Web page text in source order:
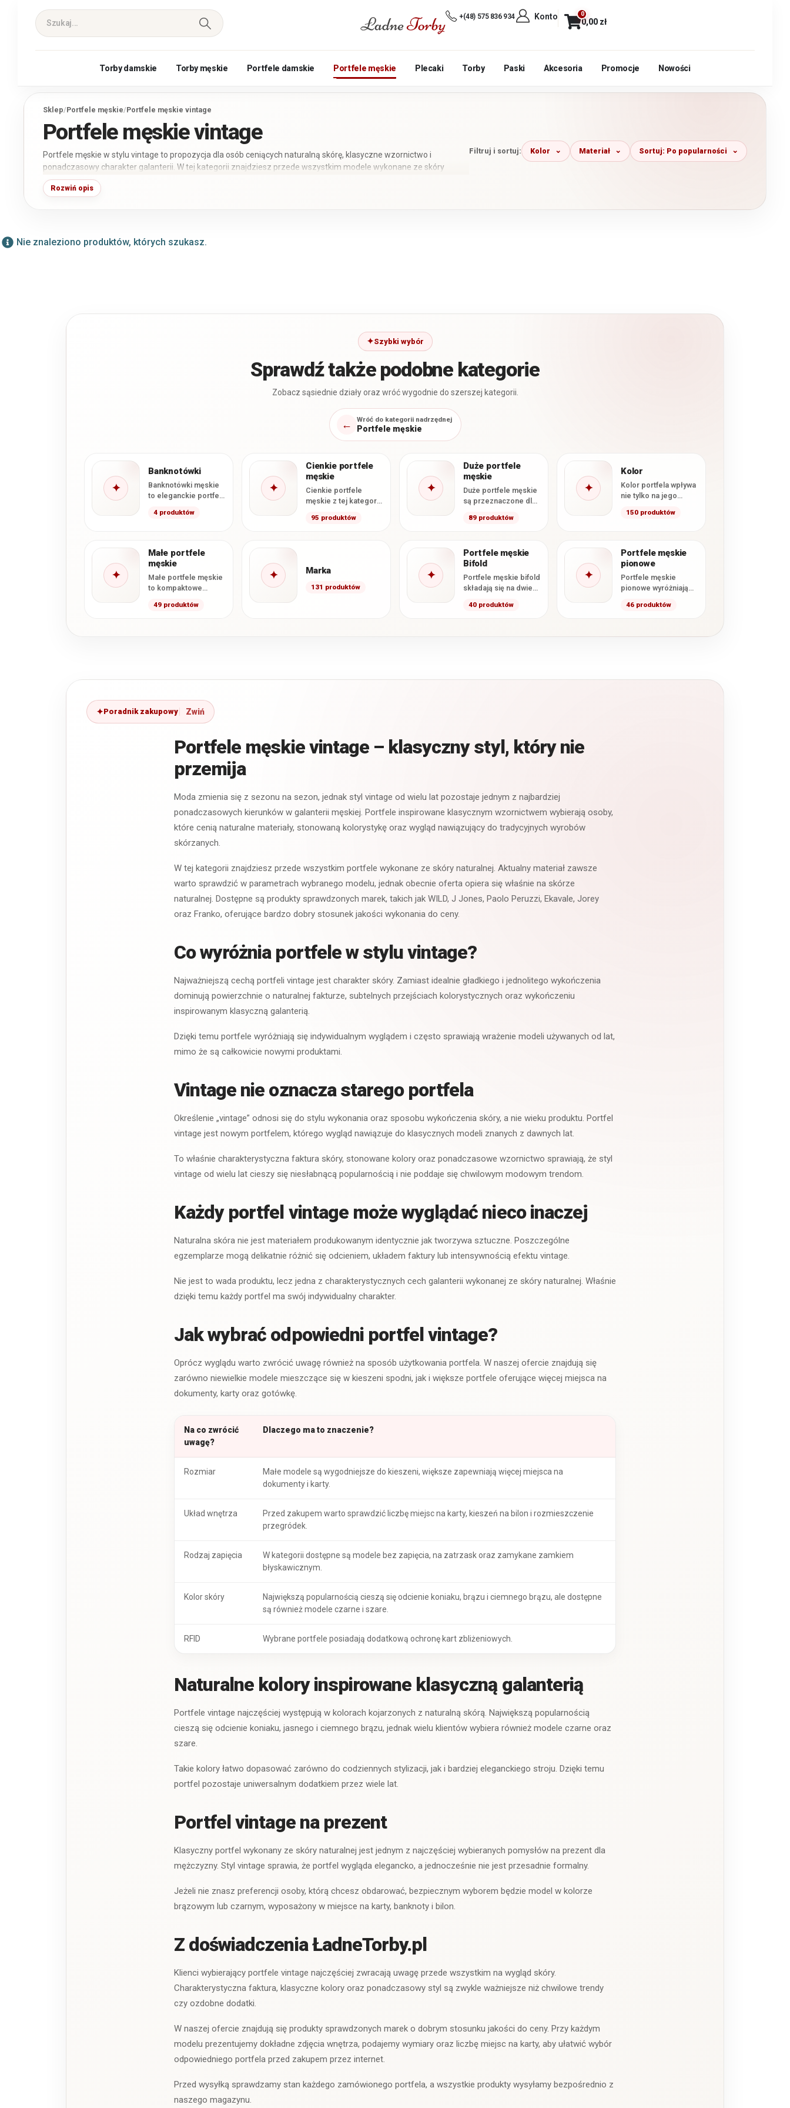
+(48) 575 836 934 Konto 0
0,00 zł
Torby damskie Torby męskie Portfele damskie Portfele męskie Plecaki Torby Paski Akcesoria Promocje Nowości
Sklep/Portfele męskie/Portfele męskie vintage
Portfele męskie vintage
Portfele męskie w stylu vintage to propozycja dla osób ceniących naturalną skórę, klasyczne wzornictwo i
ponadczasowy charakter galanterii. W tej kategorii znajdziesz przede wszystkim modele wykonane ze skóry
naturalnej o wyrazistej fakturze i charakterystycznym wykończeniu inspirowanym klasycznym rzemiosłem.
Dostępne są portfele małe, średnie i większe, w odcieniach brązu, koniaku, czerni oraz szarości.
Rozwiń opis
Filtruj i sortuj: Kolor Materiał Sortuj: Po popularności
Nie znaleziono produktów, których szukasz.
Szybki wybór
Sprawdź także podobne kategorie
Zobacz sąsiednie działy oraz wróć wygodnie do szerszej kategorii.
← Wróć do kategorii nadrzędnej
Portfele męskie
✦
Banknotówki
Banknotówki męskie
to eleganckie portfele
myślą o wygodnym
najważniejszych
dokumentów.…
4 produktów
✦
Cienkie portfele
męskie
Cienkie portfele
męskie z tej kategorii
grubość
95 produktów
✦
Duże portfele
męskie
Duże portfele męskie
są przeznaczone dla
przechowywać karty,
89 produktów
✦
Kolor
Kolor portfela wpływa
nie tylko na jego
to, jak będzie
150 produktów
✦
Małe portfele
męskie
Małe portfele męskie
to kompaktowe
przeznaczone dla
49 produktów
✦ Marka
131 produktów
✦
Portfele męskie
Bifold
Portfele męskie bifold
składają się na dwie
najczęściej zamykane
40 produktów
✦
Portfele męskie
pionowe
Portfele męskie
pionowe wyróżniają
formatem oraz
46 produktów
Poradnik zakupowy
Portfele męskie vintage – klasyczny styl, który nie
przemija
Moda zmienia się z sezonu na sezon, jednak styl vintage od wielu lat pozostaje jednym z najbardziej
ponadczasowych kierunków w galanterii męskiej. Portfele inspirowane klasycznym wzornictwem wybierają osoby,
które cenią naturalne materiały, stonowaną kolorystykę oraz wygląd nawiązujący do tradycyjnych wyrobów
skórzanych.
W tej kategorii znajdziesz przede wszystkim portfele wykonane ze skóry naturalnej. Aktualny materiał zawsze
warto sprawdzić w parametrach wybranego modelu, jednak obecnie oferta opiera się właśnie na skórze
naturalnej. Dostępne są produkty sprawdzonych marek, takich jak WILD, J Jones, Paolo Peruzzi, Ekavale, Jorey
oraz Franko, oferujące bardzo dobry stosunek jakości wykonania do ceny.
Co wyróżnia portfele w stylu vintage?
Najważniejszą cechą portfeli vintage jest charakter skóry. Zamiast idealnie gładkiego i jednolitego wykończenia
dominują powierzchnie o naturalnej fakturze, subtelnych przejściach kolorystycznych oraz wykończeniu
inspirowanym klasyczną galanterią.
Dzięki temu portfele wyróżniają się indywidualnym wyglądem i często sprawiają wrażenie modeli używanych od lat,
mimo że są całkowicie nowymi produktami.
Vintage nie oznacza starego portfela
Określenie „vintage” odnosi się do stylu wykonania oraz sposobu wykończenia skóry, a nie wieku produktu. Portfel
vintage jest nowym portfelem, którego wygląd nawiązuje do klasycznych modeli znanych z dawnych lat.
To właśnie charakterystyczna faktura skóry, stonowane kolory oraz ponadczasowe wzornictwo sprawiają, że styl
vintage od wielu lat cieszy się niesłabnącą popularnością i nie poddaje się chwilowym modowym trendom.
Każdy portfel vintage może wyglądać nieco inaczej
Naturalna skóra nie jest materiałem produkowanym identycznie jak tworzywa sztuczne. Poszczególne
egzemplarze mogą delikatnie różnić się odcieniem, układem faktury lub intensywnością efektu vintage.
Nie jest to wada produktu, lecz jedna z charakterystycznych cech galanterii wykonanej ze skóry naturalnej. Właśnie
dzięki temu każdy portfel ma swój indywidualny charakter.
Jak wybrać odpowiedni portfel vintage?
Oprócz wyglądu warto zwrócić uwagę również na sposób użytkowania portfela. W naszej ofercie znajdują się
zarówno niewielkie modele mieszczące się w kieszeni spodni, jak i większe portfele oferujące więcej miejsca na
dokumenty, karty oraz gotówkę.
Na co zwrócić
uwagę?
Dlaczego ma to znaczenie?
Rozmiar
Małe modele są wygodniejsze do kieszeni, większe zapewniają więcej miejsca na
dokumenty i karty.
Układ wnętrza
Przed zakupem warto sprawdzić liczbę miejsc na karty, kieszeń na bilon i rozmieszczenie
przegródek.
Rodzaj zapięcia
W kategorii dostępne są modele bez zapięcia, na zatrzask oraz zamykane zamkiem
błyskawicznym.
Kolor skóry
Największą popularnością cieszą się odcienie koniaku, brązu i ciemnego brązu, ale dostępne
są również modele czarne i szare.
RFID Wybrane portfele posiadają dodatkową ochronę kart zbliżeniowych.
Naturalne kolory inspirowane klasyczną galanterią
Portfele vintage najczęściej występują w kolorach kojarzonych z naturalną skórą. Największą popularnością
cieszą się odcienie koniaku, jasnego i ciemnego brązu, jednak wielu klientów wybiera również modele czarne oraz
szare.
Takie kolory łatwo dopasować zarówno do codziennych stylizacji, jak i bardziej eleganckiego stroju. Dzięki temu
portfel pozostaje uniwersalnym dodatkiem przez wiele lat.
Portfel vintage na prezent
Klasyczny portfel wykonany ze skóry naturalnej jest jednym z najczęściej wybieranych pomysłów na prezent dla
mężczyzny. Styl vintage sprawia, że portfel wygląda elegancko, a jednocześnie nie jest przesadnie formalny.
Jeżeli nie znasz preferencji osoby, którą chcesz obdarować, bezpiecznym wyborem będzie model w kolorze
brązowym lub czarnym, wyposażony w miejsce na karty, banknoty i bilon.
Z doświadczenia ŁadneTorby.pl
Klienci wybierający portfele vintage najczęściej zwracają uwagę przede wszystkim na wygląd skóry.
Charakterystyczna faktura, klasyczne kolory oraz ponadczasowy styl są zwykle ważniejsze niż chwilowe trendy
czy ozdobne dodatki.
W naszej ofercie znajdują się produkty sprawdzonych marek o dobrym stosunku jakości do ceny. Przy każdym
modelu prezentujemy dokładne zdjęcia wnętrza, podajemy wymiary oraz liczbę miejsc na karty, aby ułatwić wybór
odpowiedniego portfela przed zakupem przez internet.
Przed wysyłką sprawdzamy stan każdego zamówionego portfela, a wszystkie produkty wysyłamy bezpośrednio z
naszego magazynu.